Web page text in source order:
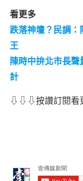
看更多
跌落神壇？民調
王
陳時中拚北市長
計
⇩⇩⇩按讚訂閱